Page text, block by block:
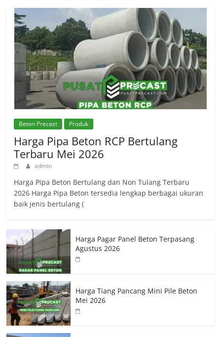
Beton Precast Produk
Harga Pipa Beton RCP Bertulang
Terbaru Mei 2026
admin
Harga Pipa Beton Bertulang dan Non Tulang Terbaru
2026 Harga Pipa Beton tersedia lengkap berbagai ukuran
baik jenis bertulang (
Harga Pagar Panel Beton Terpasang
Agustus 2026
Harga Tiang Pancang Mini Pile Beton
Mei 2026